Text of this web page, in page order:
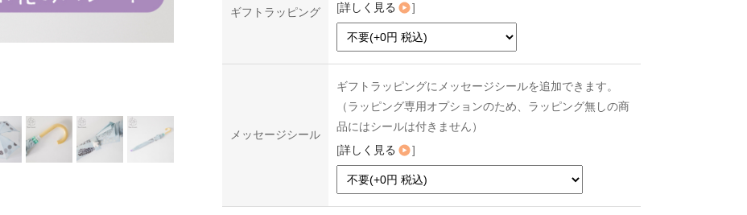
ギフトラッピング
[詳しく見る ]
メッセージシール
ギフトラッピングにメッセージシールを追加できます。
（ラッピング専用オプションのため、ラッピング無しの商
品にはシールは付きません）
[詳しく見る ]